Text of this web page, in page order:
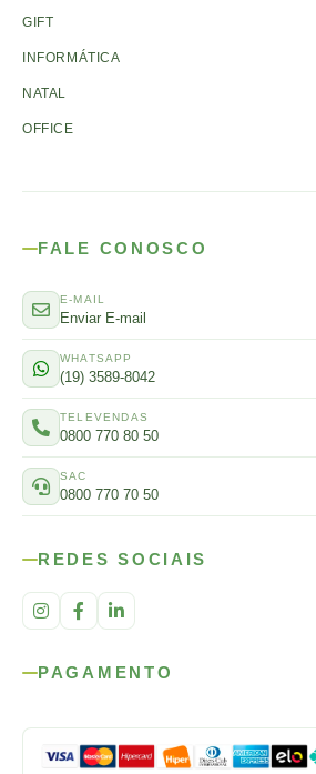
GIFT
INFORMÁTICA
NATAL
OFFICE
FALE CONOSCO
E-MAIL
Enviar E-mail
WHATSAPP
(19) 3589-8042
TELEVENDAS
0800 770 80 50
SAC
0800 770 70 50
REDES SOCIAIS
PAGAMENTO